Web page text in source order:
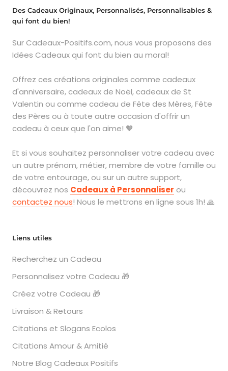
Des Cadeaux Originaux, Personnalisés, Personnalisables &
qui font du bien!
Sur Cadeaux-Positifs.com, nous vous proposons des
Idées Cadeaux qui font du bien au moral!
Offrez ces créations originales comme cadeaux
d'anniversaire, cadeaux de Noël, cadeaux de St
Valentin ou comme cadeau de Fête des Mères, Fête
des Pères ou à toute autre occasion d'offrir un
cadeau à ceux que l'on aime! 🧡
Et si vous souhaitez personnaliser votre cadeau avec
un autre prénom, métier, membre de votre famille ou
de votre entourage, ou sur un autre support,
découvrez nos Cadeaux à Personnaliser ou
contactez nous! Nous le mettrons en ligne sous 1h! 🙏
Liens utiles
Recherchez un Cadeau
Personnalisez votre Cadeau 🎁
Créez votre Cadeau 🎁
Livraison & Retours
Citations et Slogans Ecolos
Citations Amour & Amitié
Notre Blog Cadeaux Positifs